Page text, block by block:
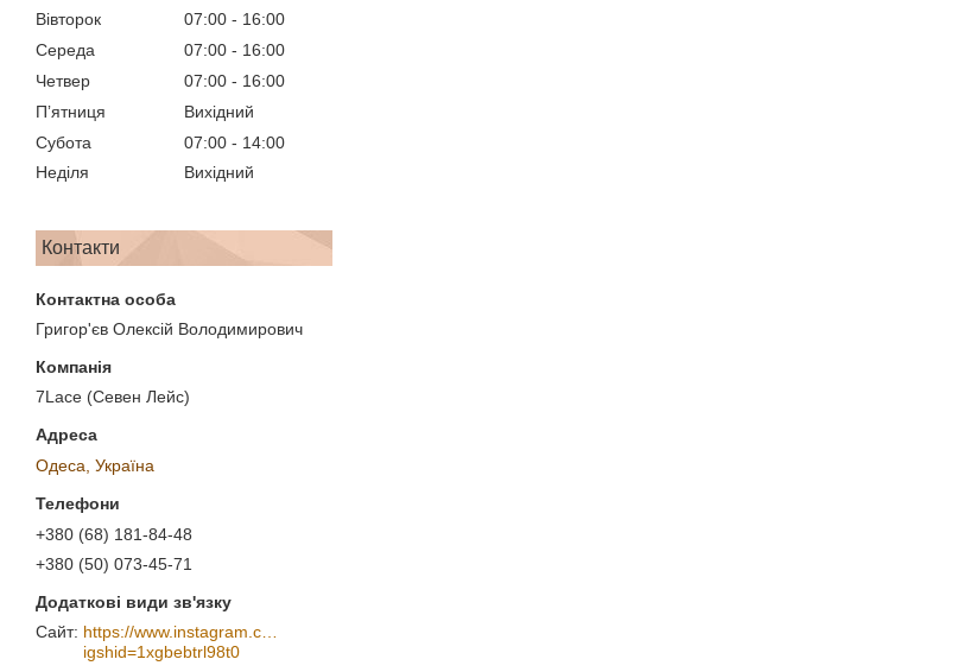
Вівторок
07:00
16:00
Середа
07:00
16:00
Четвер
07:00
16:00
Пʼятниця
Вихідний
Субота
07:00
14:00
Неділя
Вихідний
Контакти
Григор'єв Олексій Володимирович
7Lace (Севен Лейс)
Одеса, Україна
+380 (68) 181-84-48
+380 (50) 073-45-71
https://www.instagram.com/7_lace/?
igshid=1xgbebtrl98t0